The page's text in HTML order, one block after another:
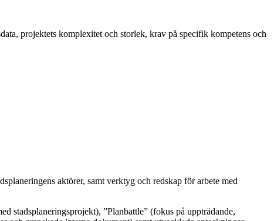
projektets komplexitet och storlek, krav på specifik kompetens och
aktörer, samt verktyg och redskap för arbete med
stadsplaneringsprojekt), ”Planbattle” (fokus på uppträdande,